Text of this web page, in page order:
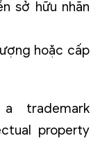
sở hữu nhãn
hoặc cấp
trademark
property